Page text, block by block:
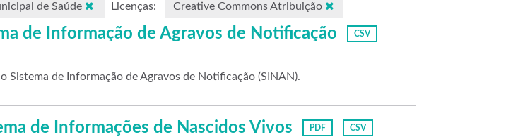
de Saúde Licenças: Creative Commons Atribuição
de Informação de Agravos de Notificação CSV
Sistema de Informação de Agravos de Notificação (SINAN).
de Informações de Nascidos Vivos PDF CSV